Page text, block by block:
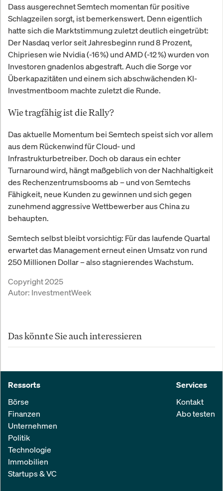
Dass ausgerechnet Semtech momentan für positive
Schlagzeilen sorgt, ist bemerkenswert. Denn eigentlich
hatte sich die Marktstimmung zuletzt deutlich eingetrübt:
Der Nasdaq verlor seit Jahresbeginn rund 8 Prozent,
Chipriesen wie Nvidia (-16 %) und AMD (-12 %) wurden von
Investoren gnadenlos abgestraft. Auch die Sorge vor
Überkapazitäten und einem sich abschwächenden KI-
Investmentboom machte zuletzt die Runde.
Wie tragfähig ist die Rally?
Das aktuelle Momentum bei Semtech speist sich vor allem
aus dem Rückenwind für Cloud- und
Infrastrukturbetreiber. Doch ob daraus ein echter
Turnaround wird, hängt maßgeblich von der Nachhaltigkeit
des Rechenzentrumsbooms ab – und von Semtechs
Fähigkeit, neue Kunden zu gewinnen und sich gegen
zunehmend aggressive Wettbewerber aus China zu
behaupten.
Semtech selbst bleibt vorsichtig: Für das laufende Quartal
erwartet das Management erneut einen Umsatz von rund
250 Millionen Dollar – also stagnierendes Wachstum.
Copyright 2025
Autor: InvestmentWeek
Das könnte Sie auch interessieren
Ressorts
Börse
Finanzen
Unternehmen
Politik
Technologie
Immobilien
Startups & VC
Services
Kontakt
Abo testen